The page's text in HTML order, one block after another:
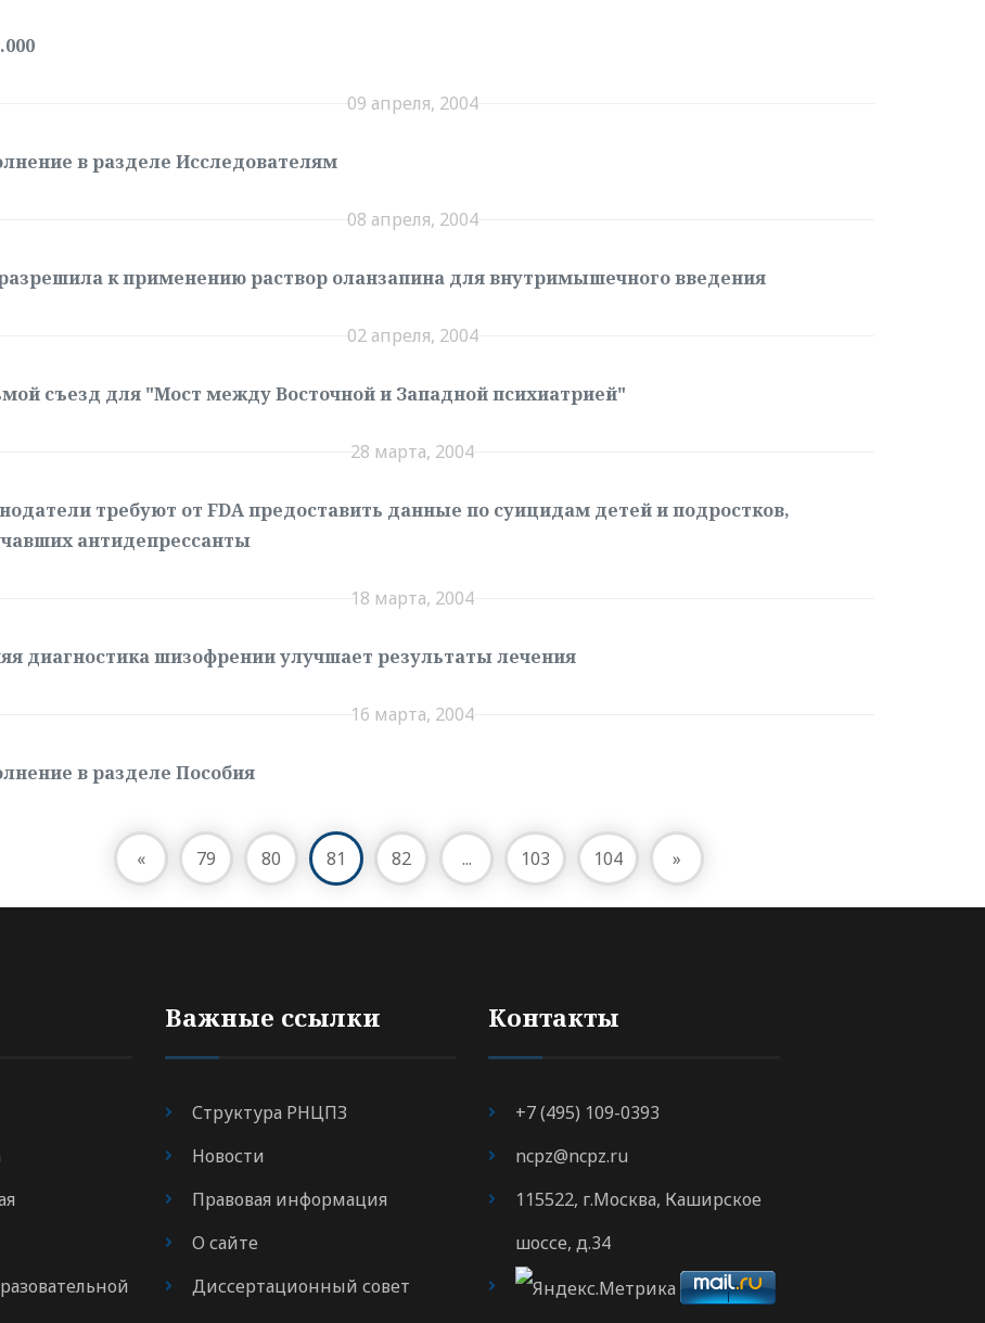
09 апреля, 2004
в разделе Исследователям
08 апреля, 2004
к применению раствор оланзапина для внутримышечного введения
02 апреля, 2004
съезд для "Мост между Восточной и Западной психиатрией"
28 марта, 2004
требуют от FDA предоставить данные по суицидам детей и подростков,
антидепрессанты
18 марта, 2004
диагностика шизофрении улучшает результаты лечения
16 марта, 2004
в разделе Пособия
« 79 80 81 82 ... 103 104 »
Важные ссылки
Структура РНЦПЗ
Новости
Правовая информация
О сайте
Диссертационный совет
Контакты
+7 (495) 109-0393
ncpz@ncpz.ru
115522, г.Москва, Каширское
шоссе, д.34